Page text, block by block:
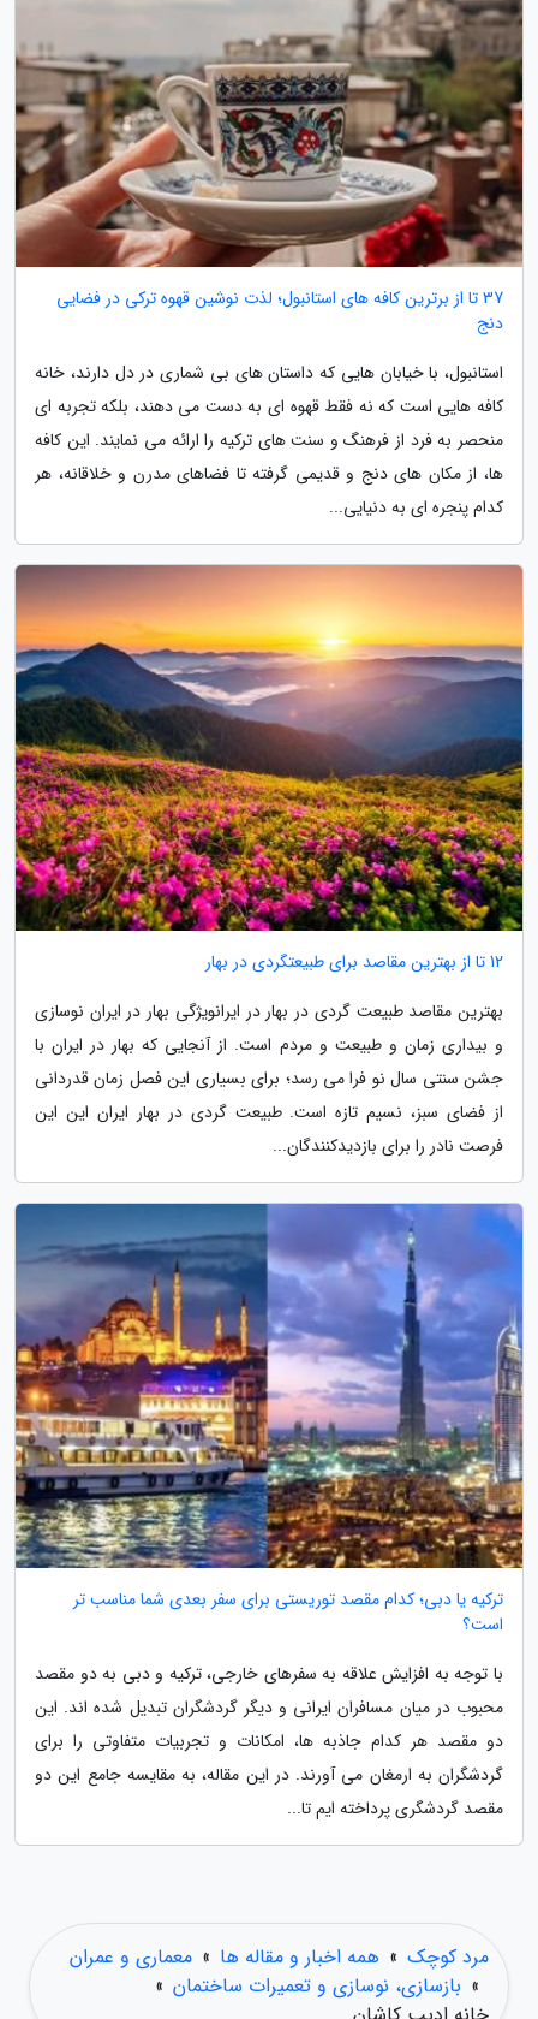
37 تا از برترین کافه های استانبول؛ لذت نوشین قهوه ترکی در فضایی
دنج
استانبول، با خیابان هایی که داستان های بی شماری در دل دارند، خانه
کافه هایی است که نه فقط قهوه ای به دست می دهند، بلکه تجربه ای
منحصر به فرد از فرهنگ و سنت های ترکیه را ارائه می نمایند. این کافه
ها، از مکان های دنج و قدیمی گرفته تا فضاهای مدرن و خلاقانه، هر
کدام پنجره ای به دنیایی...
12 تا از بهترین مقاصد برای طبیعتگردی در بهار
بهترین مقاصد طبیعت گردی در بهار در ایرانویژگی بهار در ایران نوسازی
و بیداری زمان و طبیعت و مردم است. از آنجایی که بهار در ایران با
جشن سنتی سال نو فرا می رسد؛ برای بسیاری این فصل زمان قدردانی
از فضای سبز، نسیم تازه است. طبیعت گردی در بهار ایران این این
فرصت نادر را برای بازدیدکنندگان...
ترکیه یا دبی؛ کدام مقصد توریستی برای سفر بعدی شما مناسب تر
است؟
با توجه به افزایش علاقه به سفرهای خارجی، ترکیه و دبی به دو مقصد
محبوب در میان مسافران ایرانی و دیگر گردشگران تبدیل شده اند. این
دو مقصد هر کدام جاذبه ها، امکانات و تجربیات متفاوتی را برای
گردشگران به ارمغان می آورند. در این مقاله، به مقایسه جامع این دو
مقصد گردشگری پرداخته ایم تا...
مرد کوچک » همه اخبار و مقاله ها » معماری و عمران
» بازسازی، نوسازی و تعمیرات ساختمان »